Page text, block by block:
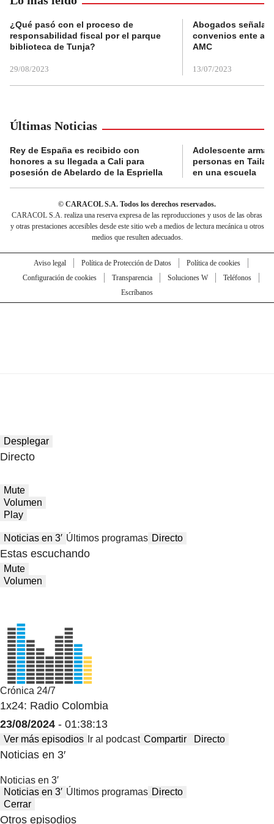
¿Qué pasó con el proceso de
responsabilidad fiscal por el parque
biblioteca de Tunja?
29/08/2023
Abogados
convenios ente
AMC
13/07/2023
Últimas Noticias
Rey de España es recibido con
honores a su llegada a Cali para
posesión de Abelardo de la Espriella
Adolescente
personas en
en una escuela
© CARACOL S.A. Todos los derechos reservados.
CARACOL S.A. realiza una reserva expresa de las reproducciones y usos de las obras
y otras prestaciones accesibles desde este sitio web a medios de lectura mecánica u otros
medios que resulten adecuados.
Aviso legal Política de Protección de Datos
Política de cookies
Configuración de cookies
Transparencia Soluciones W
Teléfonos
Escríbanos
Desplegar
Directo
Mute
Volumen
Play
Noticias en 3′ Últimos programas Directo
Estas escuchando
Mute
Volumen
Crónica 24/7
1x24: Radio Colombia
23/08/2024 - 01:38:13
Ver más episodios Ir al podcast Compartir Directo
Noticias en 3′
Noticias en 3′
Noticias en 3′ Últimos programas Directo
Cerrar
Otros episodios